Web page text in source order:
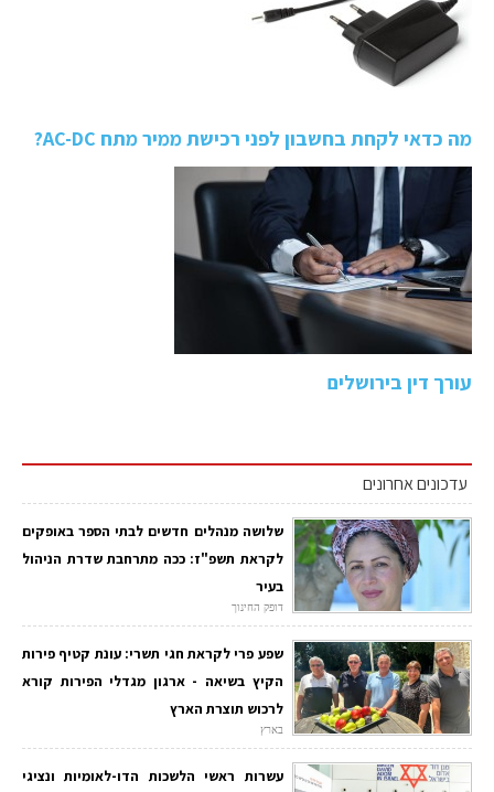
מה כדאי לקחת בחשבון לפני רכישת ממיר מתח AC-DC?
עורך דין בירושלים
עדכונים אחרונים
שלושה מנהלים חדשים לבתי הספר באופקים
לקראת תשפ"ז: ככה מתרחבת שדרת הניהול
בעיר
דופק החינוך
שפע פרי לקראת חגי תשרי: עונת קטיף פירות
הקיץ בשיאה - ארגון מגדלי הפירות קורא
לרכוש תוצרת הארץ
בארץ
עשרות ראשי הלשכות הדו-לאומיות ונציגי